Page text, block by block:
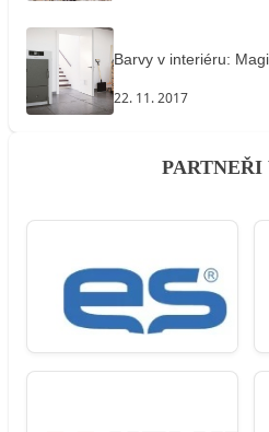
Barvy v interiéru:
22. 11. 2017
PARTNEŘI